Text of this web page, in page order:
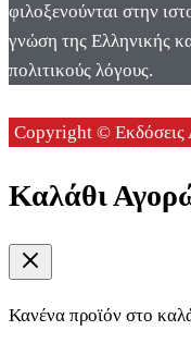
φιλοξενούνται στην
γνώση της Ελληνικής
πολιτικούς λόγους.
Copyright ©
Καλάθι
Κανένα προϊόν στο